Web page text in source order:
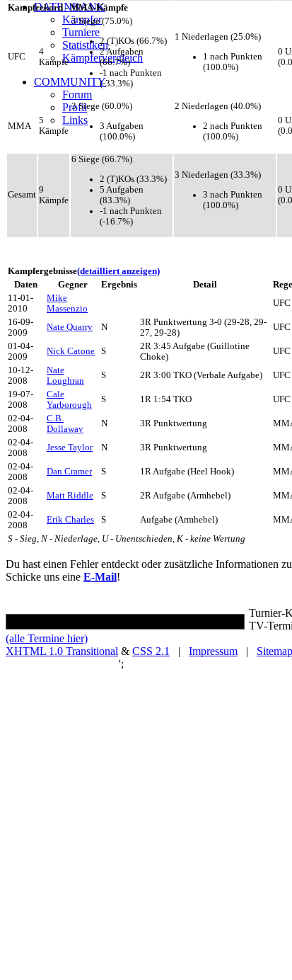
DATENBANK
Kämpfer
Turniere
Statistiken
Kämpfervergleich
COMMUNITY
Forum
Profil
Links
Kampfrekord - MMA-Kämpfe
UFC
4
Kämpfe
3 Siege (75.0%)
2 (T)KOs (66.7%)
2 Aufgaben
(66.7%)
-1 nach Punkten
(-33.3%)
1 Niederlagen (25.0%)
1 nach Punkten
(100.0%)
0
MMA
5
Kämpfe
3 Siege (60.0%)
3 Aufgaben
(100.0%)
2 Niederlagen (40.0%)
2 nach Punkten
(100.0%)
0
Gesamt 9
Kämpfe
6 Siege (66.7%)
2 (T)KOs (33.3%)
5 Aufgaben
(83.3%)
-1 nach Punkten
(-16.7%)
3 Niederlagen (33.3%)
3 nach Punkten
(100.0%)
0
Kampfergebnisse(detailliert anzeigen)
Daten
Gegner Ergebnis Detail
11-01-
2010
Mike
Massenzio
UFC
16-09-
2009
Nate Quarry N
3R Punktwertung 3-0 (29-28, 29-
27, 29-28)
UFC
01-04-
2009
Nick Catone S
2R 3:45 Aufgabe (Guillotine
Choke)
UFC
10-12-
2008
Nate
Loughran
S 2R 3:00 TKO (Verbale Aufgabe) UFC
19-07-
2008
Cale
Yarborough
S 1R 1:54 TKO UFC
02-04-
2008
C.B.
Dollaway
N 3R Punktwertung
02-04-
2008
Jesse Taylor N 3R Punktwertung
02-04-
2008
Dan Cramer S 1R Aufgabe (Heel Hook)
02-04-
2008
Matt Riddle S 2R Aufgabe (Armhebel)
02-04-
2008
Erik Charles S Aufgabe (Armhebel)
S - Sieg, N - Niederlage, U - Unentschieden, K - keine Wertung
Du hast einen Fehler entdeckt oder zusätzliche Informationen
Schicke uns eine E-Mail!
Turnier-
TV-
(alle Termine hier)
XHTML 1.0 Transitional & CSS 2.1 | Impressum | Sitemap
';